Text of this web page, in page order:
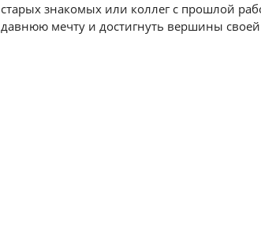
старых знакомых или коллег с прошлой
давнюю мечту и достигнуть вершины